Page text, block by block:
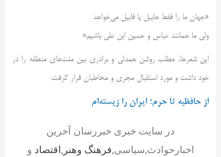
«جهان ما را فقط هابیل یا قابیل می‌خواهد
ولی ما همانند عباس و حسین ابن علی باشیم»
این شعرها، مطلب روشن همدلی و برادری بین ملت‌های منطقه را در
خود داشت و مورد استقبال مجری و مخاطبان قرار گرفت.
از حافظیه تا حرم؛ ایران را زیسته‌ام
در سایت خبری خبررسان آخرین
اخبارحوادث,سیاسی,فرهنگ وهنر ,اقتصاد و